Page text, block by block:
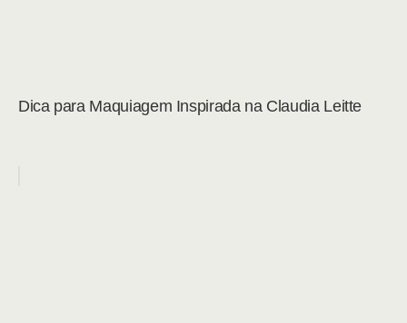
Dica para Maquiagem Inspirada na Claudia Leitte